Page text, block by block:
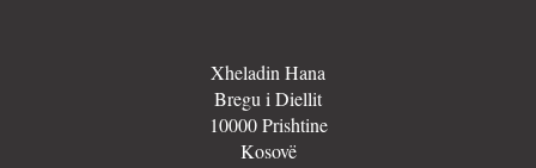
Xheladin Hana
Bregu i Diellit
10000 Prishtine
Kosovë